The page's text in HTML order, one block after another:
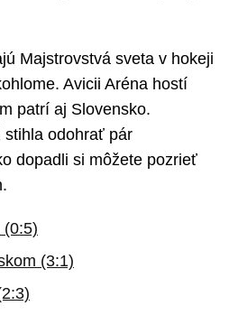
Majstrovstvá sveta v hokeji
Avicii Aréna hostí
patrí aj Slovensko.
stihla odohrať pár
dopadli si môžete pozrieť
(0:5)
(3:1)